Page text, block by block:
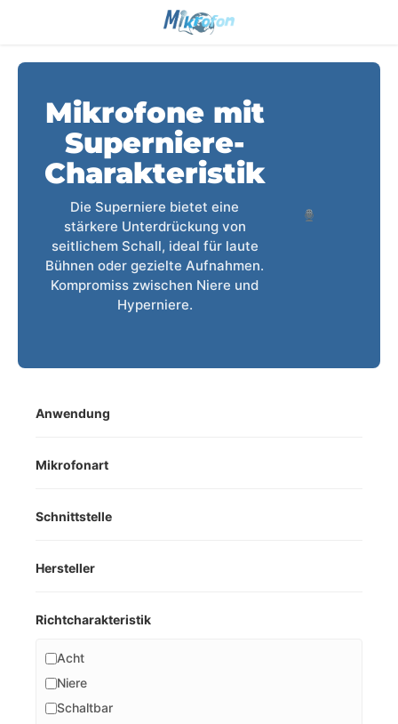
Mikrofone mit
Superniere-
Charakteristik
Die Superniere bietet eine
stärkere Unterdrückung von
seitlichem Schall, ideal für laute
Bühnen oder gezielte Aufnahmen.
Kompromiss zwischen Niere und
Hyperniere.
Anwendung
Mikrofonart
Schnittstelle
Hersteller
Richtcharakteristik
Acht
Niere
Schaltbar